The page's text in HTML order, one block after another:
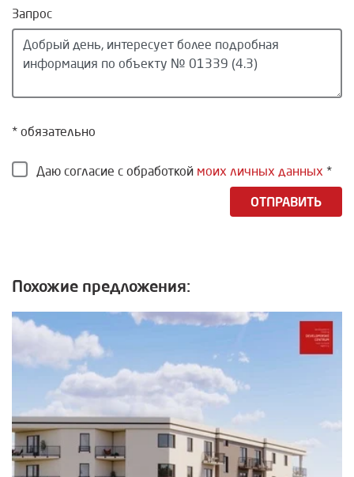
Запрос
* обязательно
Даю согласие с обработкой моих личных данных *
ОТПРАВИТЬ
Похожие предложения: